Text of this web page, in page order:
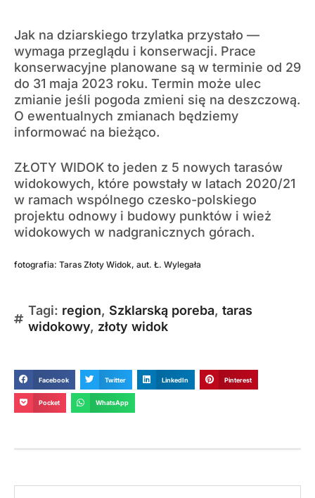
Jak na dziarskiego trzylatka przystało —
wymaga przeglądu i konserwacji. Prace
konserwacyjne planowane są w terminie od 29
do 31 maja 2023 roku. Termin może ulec
zmianie jeśli pogoda zmieni się na deszczową.
O ewentualnych zmianach będziemy
informować na bieżąco.
ZŁOTY WIDOK to jeden z 5 nowych tarasów
widokowych, które powstały w latach 2020/21
w ramach wspólnego czesko-polskiego
projektu odnowy i budowy punktów i wież
widokowych w nadgranicznych górach.
fotografia: Taras Złoty Widok, aut. Ł. Wylegała
Tagi: region, Szklarską poreba, taras
widokowy, złoty widok
Facebook Twitter LinkedIn Pinterest
Pocket WhatsApp